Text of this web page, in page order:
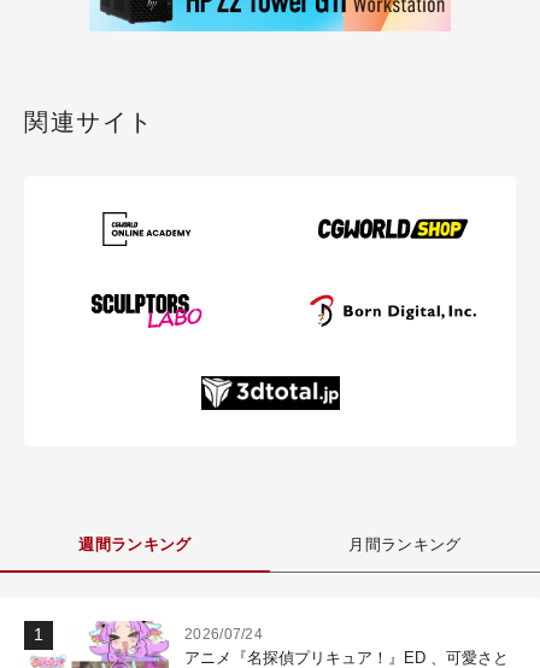
関連サイト
週間ランキング 月間ランキング
2026/07/24
アニメ『名探偵プリキュア！』ED 、可愛さと